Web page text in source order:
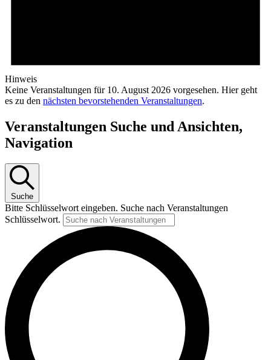
Hinweis
Keine Veranstaltungen für 10. August 2026 vorgesehen. Hier geht
es zu den nächsten bevorstehenden Veranstaltungen.
Veranstaltungen Suche und Ansichten,
Navigation
Suche
Bitte Schlüsselwort eingeben. Suche nach Veranstaltungen
Schlüsselwort.